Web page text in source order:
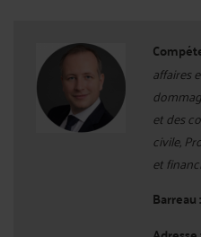
affaires
et des
civile,
et
Barreau :